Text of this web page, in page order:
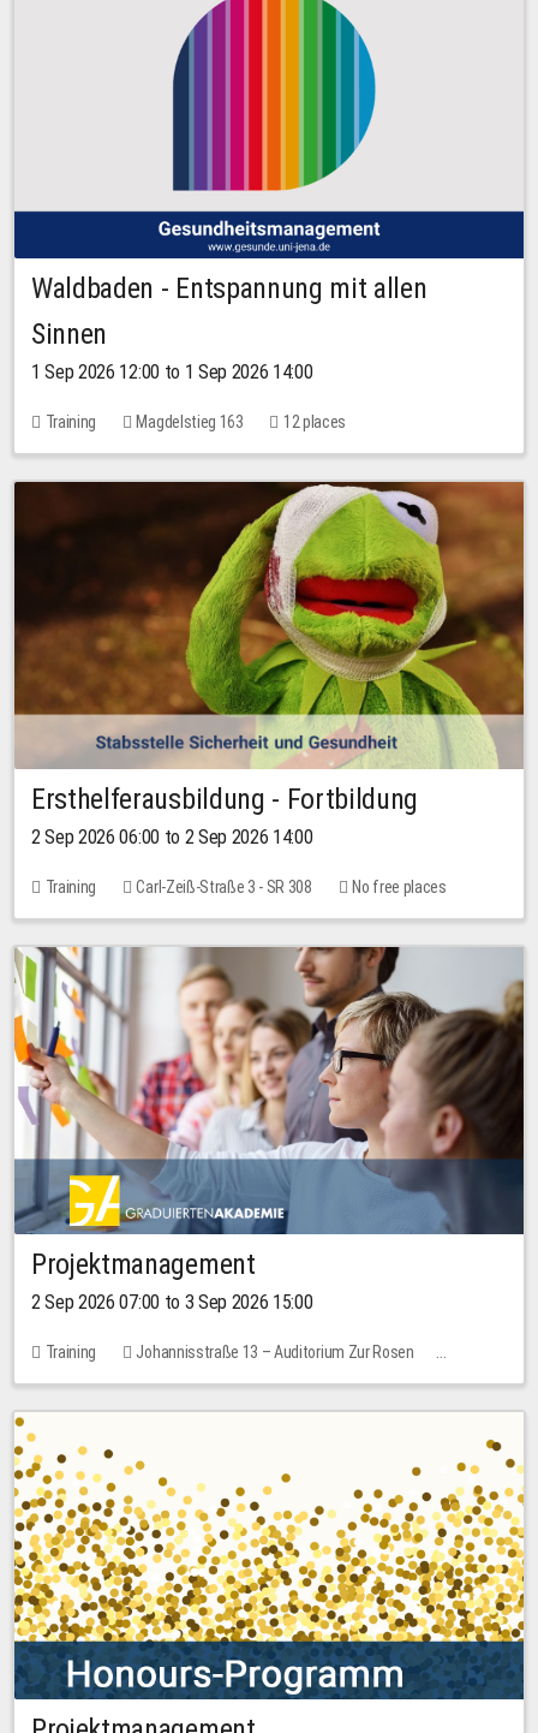
Waldbaden - Entspannung mit allen
Sinnen
1 Sep 2026 12:00 to 1 Sep 2026 14:00
Training Magdelstieg 163 12 places
Ersthelferausbildung - Fortbildung
2 Sep 2026 06:00 to 2 Sep 2026 14:00
Training Carl-Zeiß-Straße 3 - SR 308 No free places
Projektmanagement
2 Sep 2026 07:00 to 3 Sep 2026 15:00
Training
Johannisstraße 13 – Auditorium Zur Rosen
No free places
30.00 EUR